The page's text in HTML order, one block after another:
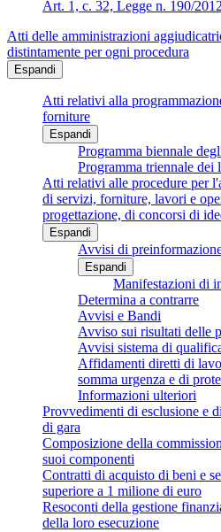
Art. 1, c. 32, Legge n. 190/2012
Atti delle amministrazioni
distintamente per ogni procedura
Espandi
Atti relativi alla
forniture
Espandi
Programma biennale
Programma triennale dei
Atti relativi alle procedure per
di servizi, forniture, lavori e
progettazione, di concorsi di
Espandi
Avvisi di
Espandi
Manifestazioni di
Determina a contrarre
Avvisi e Bandi
Avviso sui risultati delle
Avvisi sistema di
Affidamenti diretti di
somma urgenza e di
Informazioni ulteriori
Provvedimenti di esclusione e
di gara
Composizione della
suoi componenti
Contratti di acquisto di beni e
superiore a 1 milione di euro
Resoconti della gestione
della loro esecuzione